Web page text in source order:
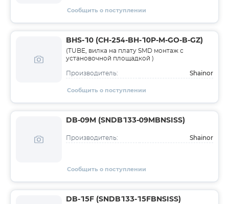
Сообщить о поступлении
BHS-10 (CH-254-BH-10P-M-GO-B-GZ)
(TUBE, вилка на плату SMD монтаж с
установочной площадкой )
Производитель: Shainor
Сообщить о поступлении
DB-09M (SNDB133-09MBNSISS)
Производитель: Shainor
Сообщить о поступлении
DB-15F (SNDB133-15FBNSISS)